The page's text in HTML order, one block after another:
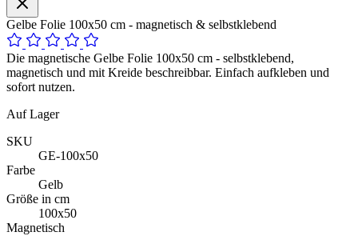
Gelbe Folie 100x50 cm - magnetisch & selbstklebend
Die magnetische Gelbe Folie 100x50 cm - selbstklebend,
magnetisch und mit Kreide beschreibbar. Einfach aufkleben und
sofort nutzen.
Auf Lager
SKU
GE-100x50
Farbe
Gelb
Größe in cm
100x50
Magnetisch